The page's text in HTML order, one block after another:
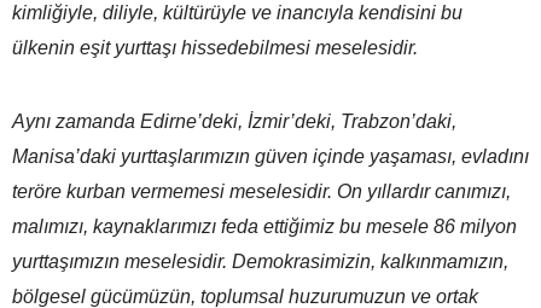
kimliğiyle, diliyle, kültürüyle ve inancıyla kendisini bu
ülkenin eşit yurttaşı hissedebilmesi meselesidir.
Aynı zamanda Edirne’deki, İzmir’deki, Trabzon’daki,
Manisa’daki yurttaşlarımızın güven içinde yaşaması, evladını
teröre kurban vermemesi meselesidir. On yıllardır canımızı,
malımızı, kaynaklarımızı feda ettiğimiz bu mesele 86 milyon
yurttaşımızın meselesidir. Demokrasimizin, kalkınmamızın,
bölgesel gücümüzün, toplumsal huzurumuzun ve ortak